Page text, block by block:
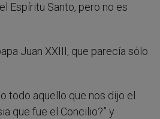
Espíritu Santo, pero no es
Juan XXIII, que parecía sólo
todo aquello que nos dijo el
que fue el Concilio?” y